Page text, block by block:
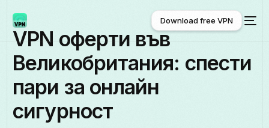
Download free VPN
Download free VPN
VPN оферти във
Великобритания: спести
пари за онлайн
сигурност